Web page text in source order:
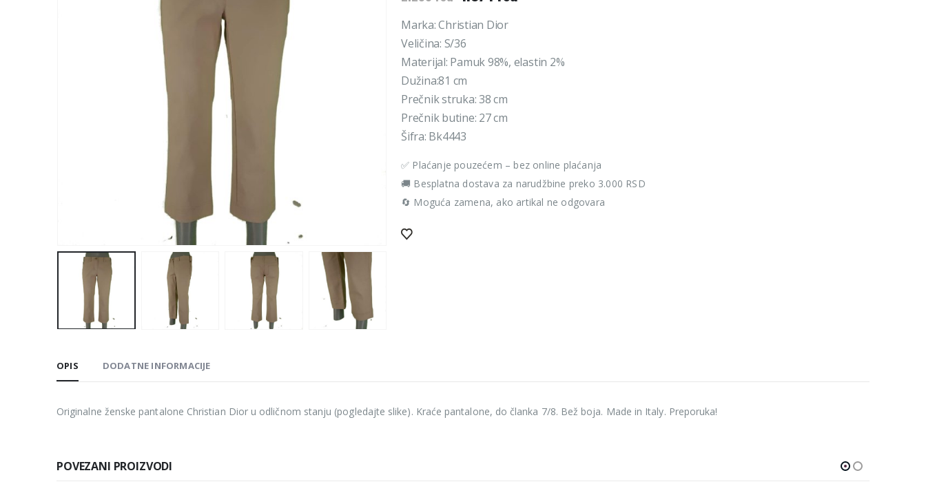
cena
je
bila:
2.290 rsd.
cena
Marka: Christian Dior
Veličina: S/36
Materijal: Pamuk 98%, elastin 2%
Dužina:81 cm
Prečnik struka: 38 cm
Prečnik butine: 27 cm
Šifra: Bk4443
✅ Plaćanje pouzećem – bez online plaćanja
🚚 Besplatna dostava za narudžbine preko 3.000 RSD
🔄 Moguća zamena, ako artikal ne odgovara
OPIS DODATNE INFORMACIJE
Originalne ženske pantalone Christian Dior u odličnom stanju (pogledajte slike). Kraće pantalone, do članka 7/8. Bež boja. Made in Italy. Preporuka!
POVEZANI PROIZVODI